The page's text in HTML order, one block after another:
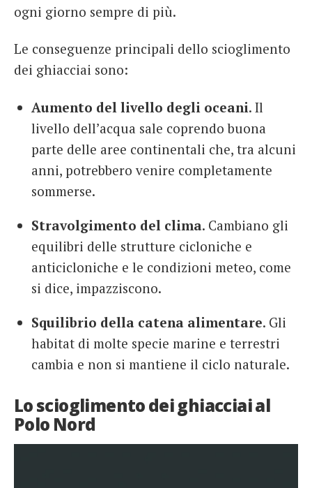
ogni giorno sempre di più.
Le conseguenze principali dello scioglimento
dei ghiacciai sono:
Aumento del livello degli oceani. Il
livello dell’acqua sale coprendo buona
parte delle aree continentali che, tra alcuni
anni, potrebbero venire completamente
sommerse.
Stravolgimento del clima. Cambiano gli
equilibri delle strutture cicloniche e
anticicloniche e le condizioni meteo, come
si dice, impazziscono.
Squilibrio della catena alimentare. Gli
habitat di molte specie marine e terrestri
cambia e non si mantiene il ciclo naturale.
Lo scioglimento dei ghiacciai al
Polo Nord